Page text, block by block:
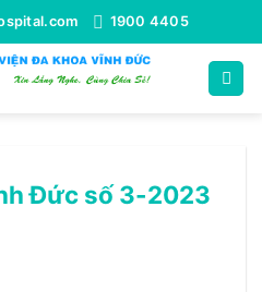
1900 4405
Đức số 3-2023